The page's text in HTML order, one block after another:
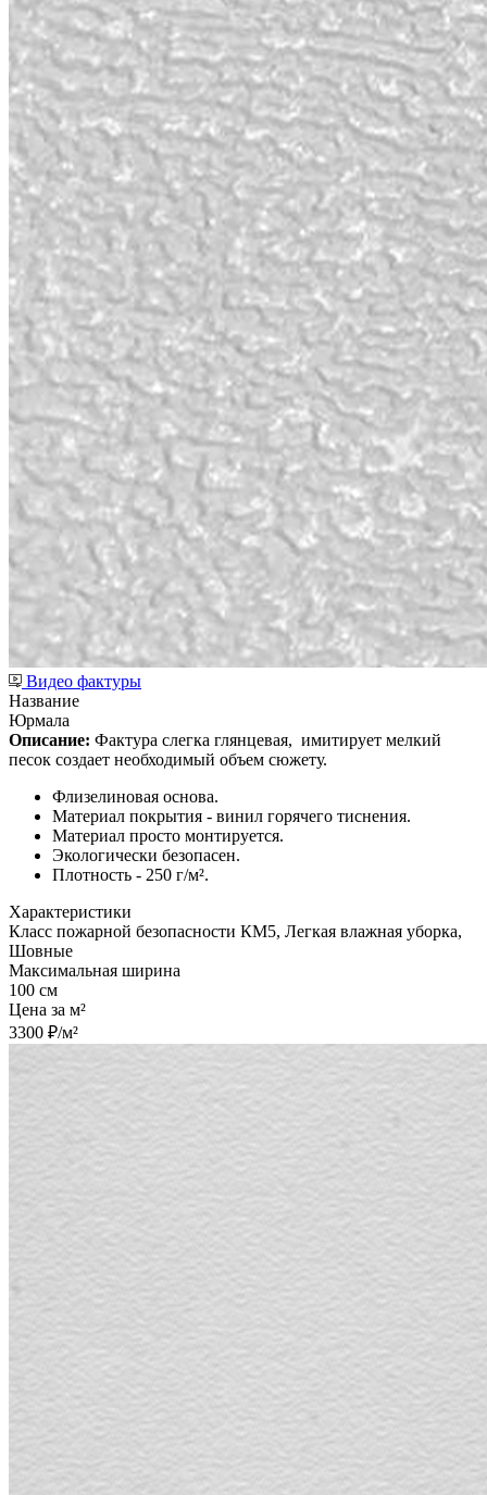
Видео фактуры
Название
Юрмала
Описание: Фактура слегка глянцевая, имитирует мелкий
песок создает необходимый объем сюжету.
Флизелиновая основа.
Материал покрытия - винил горячего тиснения.
Материал просто монтируется.
Экологически безопасен.
Плотность - 250 г/м².
Характеристики
Класс пожарной безопасности КМ5, Легкая влажная уборка,
Шовные
Максимальная ширина
100 см
Цена за м²
3300 ₽/м²